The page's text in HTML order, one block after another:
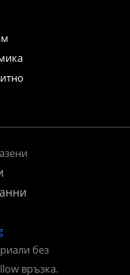
без
връзка.